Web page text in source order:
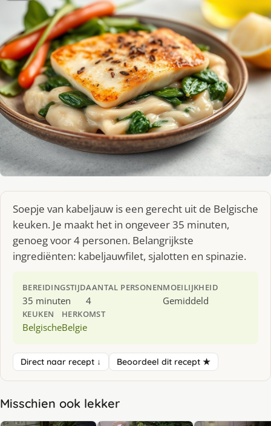
Soepje van kabeljauw is een gerecht uit de Belgische
keuken. Je maakt het in ongeveer 35 minuten,
genoeg voor 4 personen. Belangrijkste
ingrediënten: kabeljauwfilet, sjalotten en spinazie.
BEREIDINGSTIJD
35 minuten
AANTAL PERSONEN
4
MOEILIJKHEID
Gemiddeld
KEUKEN
Belgische
HERKOMST
Belgie
Direct naar recept ↓ Beoordeel dit recept ★
Misschien ook lekker